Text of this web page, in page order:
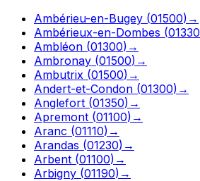
Ambérieu-en-Bugey (01500) →
Ambérieux-en-Dombes (01330
Ambléon (01300) →
Ambronay (01500) →
Ambutrix (01500) →
Andert-et-Condon (01300) →
Anglefort (01350) →
Apremont (01100) →
Aranc (01110) →
Arandas (01230) →
Arbent (01100) →
Arbigny (01190) →